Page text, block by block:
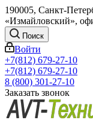
190005, Санкт-
«Измайловский»,
Поиск
Войти
+7(812) 679-27-10
+7(812) 679-27-10
8 (800) 301-27-10
Заказать звонок